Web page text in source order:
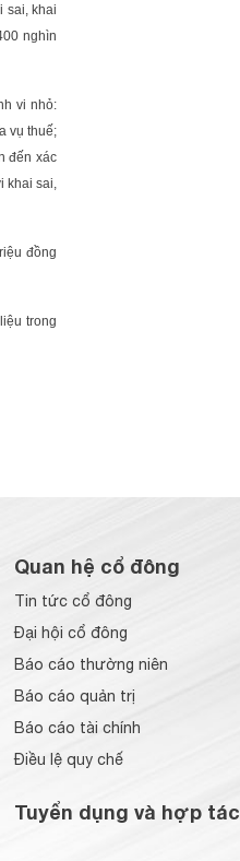
sai, khai
nghìn
vi nhỏ:
vụ thuế;
đến xác
khai sai,
đồng
trong
Quan hệ cổ đông
Tin tức cổ đông
Đại hội cổ đông
Báo cáo thường niên
Báo cáo quản trị
Báo cáo tài chính
Điều lệ quy chế
Tuyển dụng và hợp tác